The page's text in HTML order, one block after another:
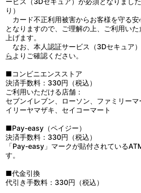
9：星空のレクイエム
10：アレクサンドリア
11：Ｂｅｌｉｅｖｅ ｉｎ ｍｙ ｅｘｉ
12：Ｉ ＫＩＬＬ－イキル－
13：Ｇｒｏｗｉｎｇ ｕｐ
14：シュワッチ！～キミを護りたい～
15：Ｅｖｅｒｙｔｈｉｎｇ
16：鋼のＷａｒｒｉｏｒｓ
17：豪腕パンチ
18：ＴＨＥ ＥＸＣＥＥＤＥＲ
19：Ｔｈｅ Ｂｒａｖｅ
20：東京スキャンダル
21：Ｓｈｉｎｉｎｇ Ｓｔｏｒｍ～烈火の
22：Ｃｒｅｓｔ ｏｆ “Ｚ’ｓ”
23：ＴＨＥ ＨＥＲＯ ！！ ～怒れる拳
24：ＨＥＲＯ
25：Ｒｏｃｋｓ｜ＶＩＣＴＯＲＹ｜ＧＯ
・01 Ｒｏｃｋｓ
・02 ＶＩＣＴＯＲＹ
・03 ＧＯＮＧ
26：ＳＫＩＬＬ
り）
カード不正利用被害からお客様を守る安
となりますので、ご理解の上、ご利用い
上げます。
なお、本人認証サービス（3Dセキュア
ら よりご確認ください。
■コンビニエンスストア
決済手数料：330円（税込）
ご利用いただける店舗：
セブンイレブン、ローソン、ファミリー
イリーヤマザキ、セイコーマート
■Pay-easy（ペイジー）
決済手数料：330円（税込）
「Pay-easy」マークが貼付されている
す。
■代金引換
代引き手数料：330円（税込）